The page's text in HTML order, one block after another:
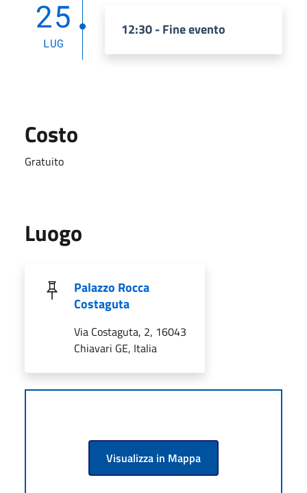
25
LUG
12:30 - Fine evento
Costo
Gratuito
Luogo
Palazzo Rocca
Costaguta
Via Costaguta, 2, 16043
Chiavari GE, Italia
Visualizza in Mappa